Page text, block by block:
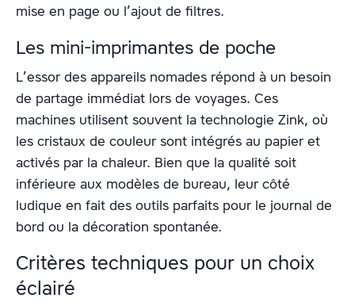
mise en page ou l’ajout de filtres.
Les mini-imprimantes de poche
L’essor des appareils nomades répond à un besoin
de partage immédiat lors de voyages. Ces
machines utilisent souvent la technologie Zink, où
les cristaux de couleur sont intégrés au papier et
activés par la chaleur. Bien que la qualité soit
inférieure aux modèles de bureau, leur côté
ludique en fait des outils parfaits pour le journal de
bord ou la décoration spontanée.
Critères techniques pour un choix
éclairé